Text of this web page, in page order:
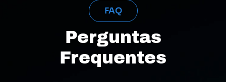
FAQ
Perguntas
Frequentes